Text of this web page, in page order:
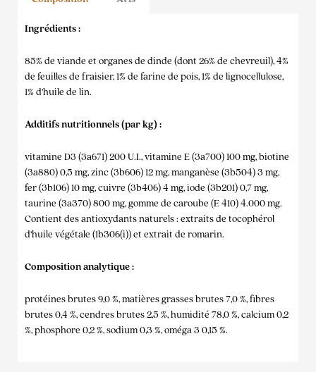
Chevreuil
Feuilles
Fraisier
Ingrédients :
85% de viande et organes de dinde (dont 26% de chevreuil), 4%
de feuilles de fraisier, 1% de farine de pois, 1% de lignocellulose,
1% d’huile de lin.
Additifs nutritionnels (par kg) :
vitamine D3 (3a671) 200 U.I., vitamine E (3a700) 100 mg, biotine
(3a880) 0,5 mg, zinc (3b606) 12 mg, manganèse (3b504) 3 mg,
fer (3b106) 10 mg, cuivre (3b406) 4 mg, iode (3b201) 0,7 mg,
taurine (3a370) 800 mg, gomme de caroube (E 410) 4.000 mg.
Contient des antioxydants naturels : extraits de tocophérol
d’huile végétale (1b306(i)) et extrait de romarin.
Composition analytique :
protéines brutes 9,0 %, matières grasses brutes 7,0 %, fibres
brutes 0,4 %, cendres brutes 2,5 %, humidité 78,0 %, calcium 0,2
%, phosphore 0,2 %, sodium 0,3 %, oméga 3 0,15 %.